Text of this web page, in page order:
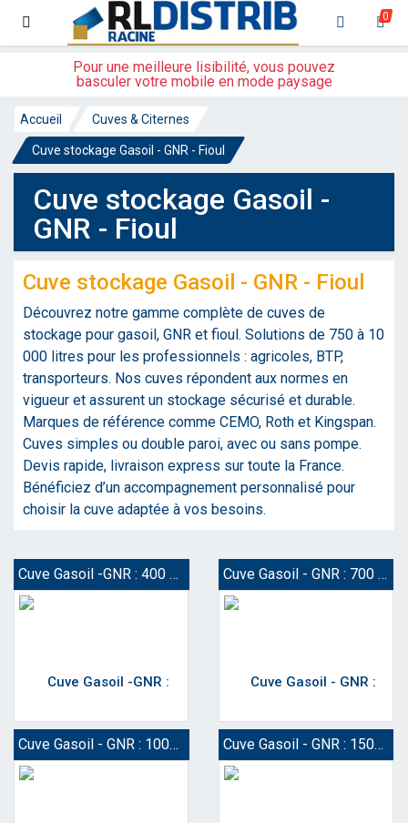
0
Pour une meilleure lisibilité, vous pouvez
basculer votre mobile en mode paysage
Accueil Cuves & Citernes
Cuve stockage Gasoil - GNR - Fioul
Cuve stockage Gasoil -
GNR - Fioul
Cuve stockage Gasoil - GNR - Fioul
Découvrez notre gamme complète de cuves de
stockage pour gasoil, GNR et fioul. Solutions de 750 à 10
000 litres pour les professionnels : agricoles, BTP,
transporteurs. Nos cuves répondent aux normes en
vigueur et assurent un stockage sécurisé et durable.
Marques de référence comme CEMO, Roth et Kingspan.
Cuves simples ou double paroi, avec ou sans pompe.
Devis rapide, livraison express sur toute la France.
Bénéficiez d’un accompagnement personnalisé pour
choisir la cuve adaptée à vos besoins.
Cuve Gasoil -GNR : 400 à 500 Litres Cuve Gasoil - GNR : 700 à 750 Litres
Cuve Gasoil - GNR : 1000 Litres Cuve Gasoil - GNR : 1500 Litres